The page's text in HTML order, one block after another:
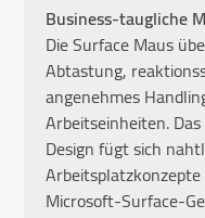
Business-taugliche
Die Surface Maus
Abtastung,
angenehmes
Arbeitseinheiten.
Design fügt sich
Microsoft-Surface-